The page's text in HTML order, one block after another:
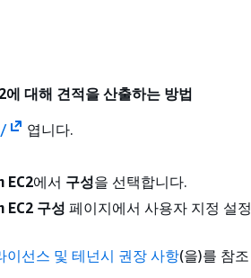
대해 견적을 산출하는 방법
엽니다.
EC2에서 구성을 선택합니다.
구성 페이지에서 사용자 지정 설정
이선스 및 테넌시 권장 사항(을)를 참조